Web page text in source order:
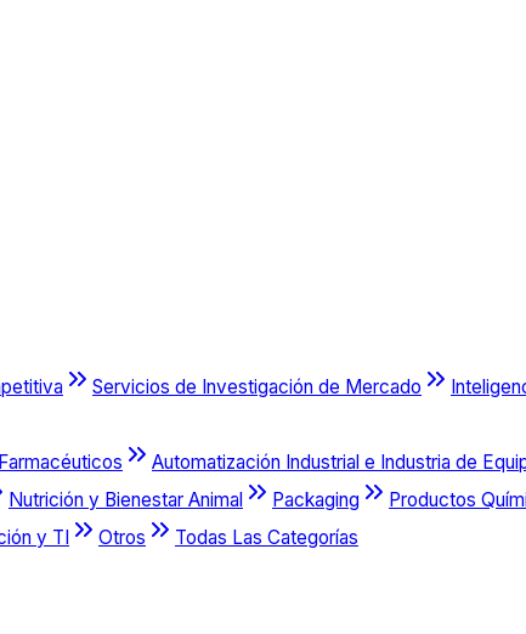
Servicios de Investigación de Mercado
Automatización Industrial e Industria de
Nutrición y Bienestar Animal Packaging Productos
y TI Otros Todas Las Categorías